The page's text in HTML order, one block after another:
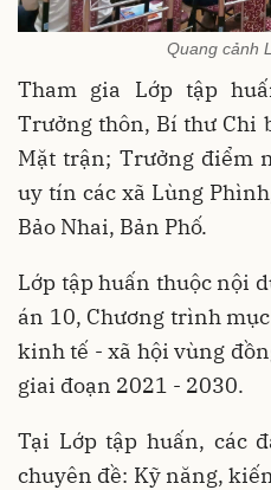
Quang cảnh
Tham gia Lớp tập
Trưởng thôn, Bí thư Chi
Mặt trận; Trưởng điểm
uy tín các xã Lùng
Bảo Nhai, Bản Phố.
Lớp tập huấn thuộc nội
án 10, Chương trình
kinh tế - xã hội vùng
giai đoạn 2021 - 2030.
Tại Lớp tập huấn, các
chuyên đề: Kỹ năng,